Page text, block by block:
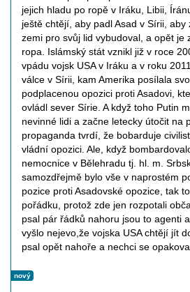
jejich hladu po ropě v Iráku, Libii,
ještě chtějí, aby padl Asad v Sírii, aby
zemi pro svůj lid vybudoval, a opět je
ropa. Islámský stát vznikl již v roce
vpádu vojsk USA v Iráku a v roku
válce v Sírii, kam Amerika posílala
podplacenou opozici proti Asadovi,
ovládl sever Sírie. A když toho Putin
nevinné lidi a začne letecky útočit na
propaganda tvrdí, že bobarduje
vládní opozici. Ale, když
nemocnice v Bělehradu tj. hl. m.
samozdřejmě bylo vše v naprostém
pozice proti Asadovské opozice, tak
pořádku, protož zde jen rozpotali
psal pár řádků nahoru jsou to agenti
vyšlo nejevo,že vojska USA chtějí jít
psal opět nahoře a nechci se
nový